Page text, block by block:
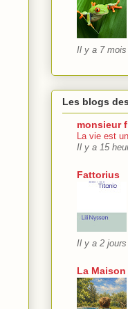
Il y a 7 mois
Les blogs
monsieur
La vie est
Il y a 15
Fattorius
Il y a 2 jours
La